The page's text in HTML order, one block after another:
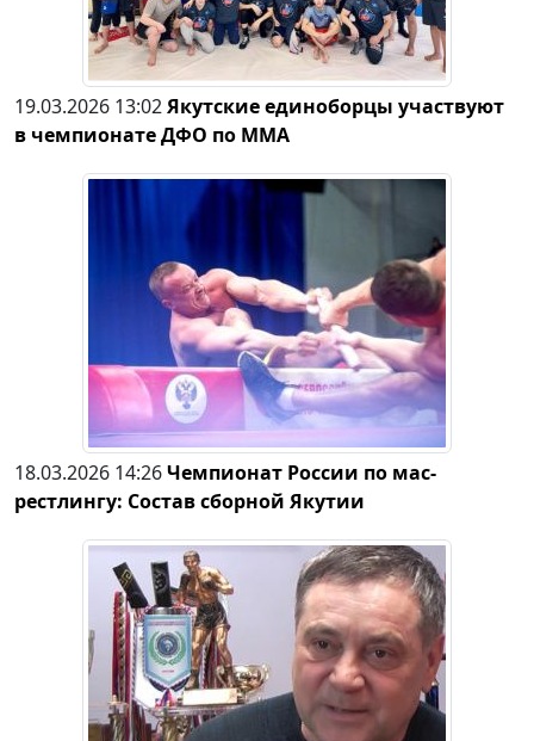
19.03.2026 13:02Якутские единоборцы участвуют
в чемпионате ДФО по ММА
18.03.2026 14:26Чемпионат России по мас-
рестлингу: Состав сборной Якутии